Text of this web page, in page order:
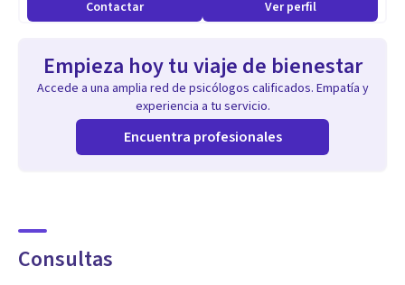
Mediante terapias basadas en la evidencia, te ayudaré a
problemas, brindándote herramientas prácticas y
estrategias para superarlos.
Contactar Ver perfil
Empieza hoy tu viaje de bienestar
Accede a una amplia red de psicólogos calificados. Empatía y
experiencia a tu servicio.
Encuentra profesionales
Consultas